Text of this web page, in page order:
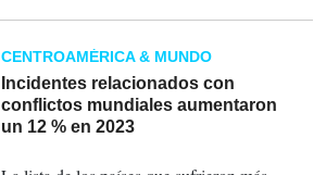
ataques a usuarios de Android aumentando
en un 32 % en comparación con 2022.
CENTROAMÉRICA & MUNDO
Incidentes relacionados con
conflictos mundiales aumentaron
un 12 % en 2023